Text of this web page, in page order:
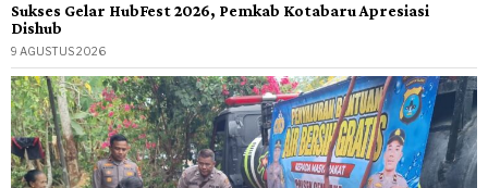
Sukses Gelar HubFest 2026, Pemkab Kotabaru Apresiasi
Dishub
9 AGUSTUS 2026